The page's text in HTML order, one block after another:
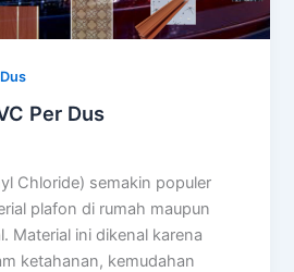
Per Dus
Chloride) semakin populer
plafon di rumah maupun
Material ini dikenal karena
ketahanan, kemudahan